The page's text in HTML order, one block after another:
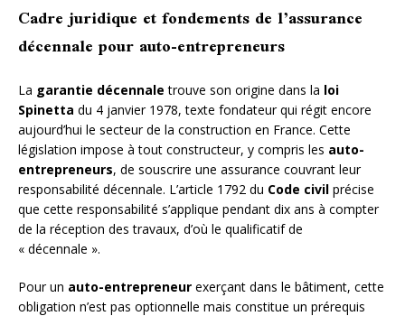
Cadre juridique et fondements de l’assurance
décennale pour auto-entrepreneurs
La garantie décennale trouve son origine dans la loi
Spinetta du 4 janvier 1978, texte fondateur qui régit encore
aujourd’hui le secteur de la construction en France. Cette
législation impose à tout constructeur, y compris les auto-
entrepreneurs, de souscrire une assurance couvrant leur
responsabilité décennale. L’article 1792 du Code civil précise
que cette responsabilité s’applique pendant dix ans à compter
de la réception des travaux, d’où le qualificatif de
« décennale ».
Pour un auto-entrepreneur exerçant dans le bâtiment, cette
obligation n’est pas optionnelle mais constitue un prérequis